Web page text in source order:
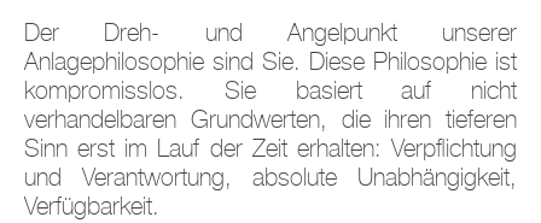
Der Dreh- und Angelpunkt unserer
Anlagephilosophie sind Sie. Diese Philosophie ist
kompromisslos. Sie basiert auf nicht
verhandelbaren Grundwerten, die ihren tieferen
Sinn erst im Lauf der Zeit erhalten: Verpflichtung
und Verantwortung, absolute Unabhängigkeit,
Verfügbarkeit.